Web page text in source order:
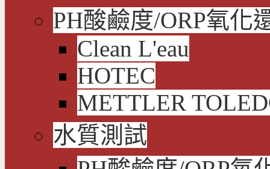
PH酸鹼度/ORP氧化
Clean L'eau
HOTEC
METTLER
水質測試